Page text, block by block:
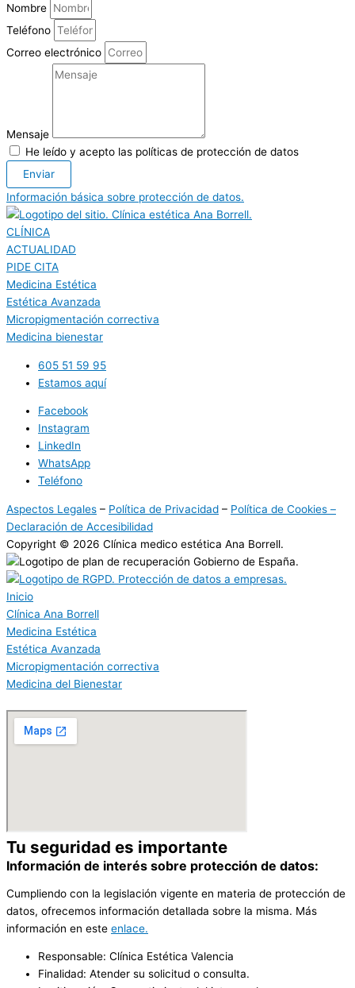
Nombre
Teléfono
Correo electrónico
Mensaje
He leído y acepto las políticas de protección de datos
Enviar
Información básica sobre protección de datos.
CLÍNICA
ACTUALIDAD
PIDE CITA
Medicina Estética
Estética Avanzada
Micropigmentación correctiva
Medicina bienestar
605 51 59 95
Estamos aquí
Facebook
Instagram
LinkedIn
WhatsApp
Teléfono
Aspectos Legales – Política de Privacidad – Política de Cookies –
Declaración de Accesibilidad
Copyright © 2026 Clínica medico estética Ana Borrell.
Inicio
Clínica Ana Borrell
Medicina Estética
Estética Avanzada
Micropigmentación correctiva
Medicina del Bienestar
Tu seguridad es importante
Información de interés sobre protección de datos:
Cumpliendo con la legislación vigente en materia de protección de
datos, ofrecemos información detallada sobre la misma. Más
información en este enlace.
Responsable: Clínica Estética Valencia
Finalidad: Atender su solicitud o consulta.